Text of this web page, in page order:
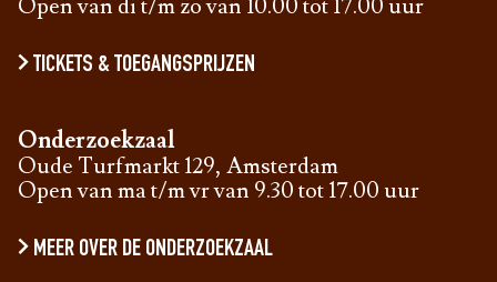
Open van di t/m zo van 10.00 tot 17.00 uur
TICKETS & TOEGANGSPRIJZEN
Onderzoekzaal
Oude Turfmarkt 129, Amsterdam
Open van ma t/m vr van 9.30 tot 17.00 uur
MEER OVER DE ONDERZOEKZAAL